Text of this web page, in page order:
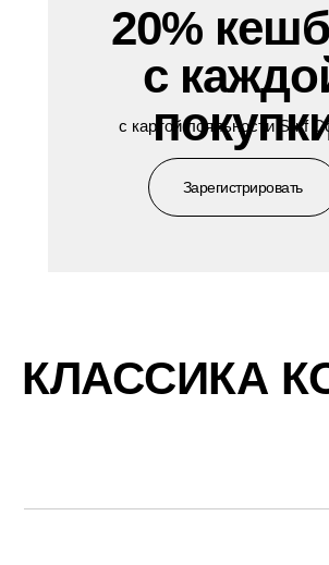
Зарегистрировать
20%
с
с картой лояльности Surf
КЛАССИКА